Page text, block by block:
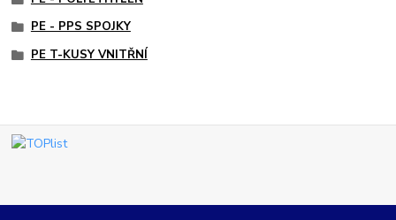
PE - PPS SPOJKY
PE T-KUSY VNITŘNÍ